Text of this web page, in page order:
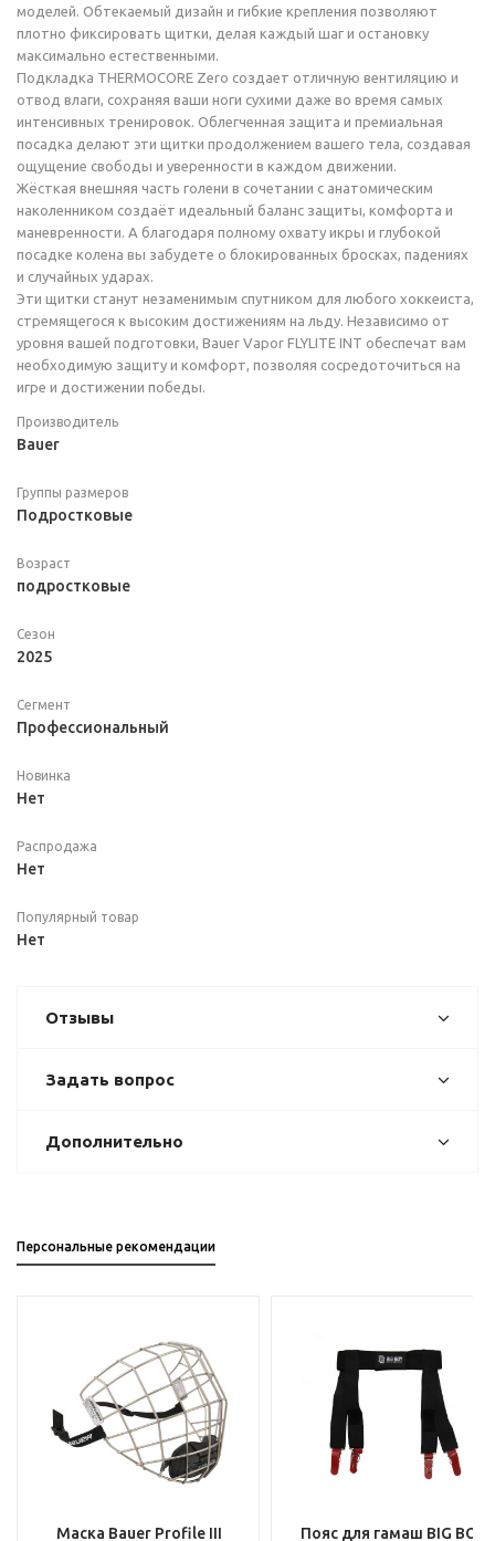
моделей. Обтекаемый дизайн и гибкие крепления позволяют
плотно фиксировать щитки, делая каждый шаг и остановку
максимально естественными.
Подкладка THERMOCORE Zero создает отличную вентиляцию и
отвод влаги, сохраняя ваши ноги сухими даже во время самых
интенсивных тренировок. Облегченная защита и премиальная
посадка делают эти щитки продолжением вашего тела, создавая
ощущение свободы и уверенности в каждом движении.
Жёсткая внешняя часть голени в сочетании с анатомическим
наколенником создаёт идеальный баланс защиты, комфорта и
маневренности. А благодаря полному охвату икры и глубокой
посадке колена вы забудете о блокированных бросках, падениях
и случайных ударах.
Эти щитки станут незаменимым спутником для любого хоккеиста,
стремящегося к высоким достижениям на льду. Независимо от
уровня вашей подготовки, Bauer Vapor FLYLITE INT обеспечат вам
необходимую защиту и комфорт, позволяя сосредоточиться на
игре и достижении победы.
Производитель
Bauer
Группы размеров
Подростковые
Возраст
подростковые
Сезон
2025
Сегмент
Профессиональный
Новинка
Нет
Распродажа
Нет
Популярный товар
Нет
Отзывы
Задать вопрос
Дополнительно
Персональные рекомендации
Маска Bauer Profile III
Пояс для гамаш BIG BOY